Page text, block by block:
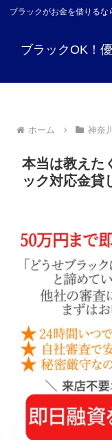
ブラックがお金を借りる
ブラックOK！
ホーム 神奈
本当は教えた
ック対応金貸